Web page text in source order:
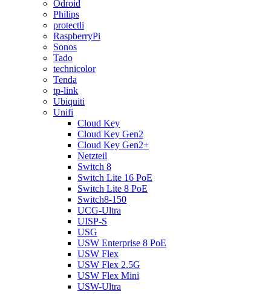
Odroid
Philips
protectli
RaspberryPi
Sonos
Tado
technicolor
Tenda
tp-link
Ubiquiti
Unifi
Cloud Key
Cloud Key Gen2
Cloud Key Gen2+
Netzteil
Switch 8
Switch Lite 16 PoE
Switch Lite 8 PoE
Switch8-150
UCG-Ultra
UISP-S
USG
USW Enterprise 8 PoE
USW Flex
USW Flex 2.5G
USW Flex Mini
USW-Ultra